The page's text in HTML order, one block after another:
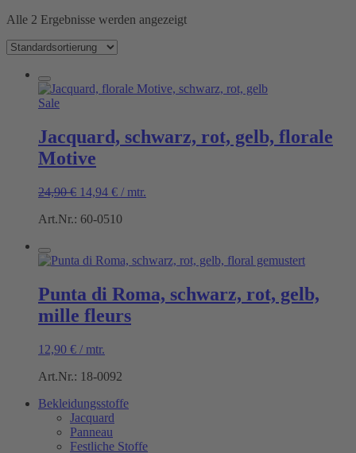
Alle 2 Ergebnisse werden angezeigt
Sale
Jacquard, schwarz, rot, gelb, florale
Motive
24,90€ Ursprünglicher
war:
14,94 €Aktueller
ist:
/ mtr.
Art.Nr.: 60-0510
Punta di Roma, schwarz, rot, gelb,
mille fleurs
12,90 € / mtr.
Art.Nr.: 18-0092
Bekleidungsstoffe
Jacquard
Panneau
Festliche Stoffe